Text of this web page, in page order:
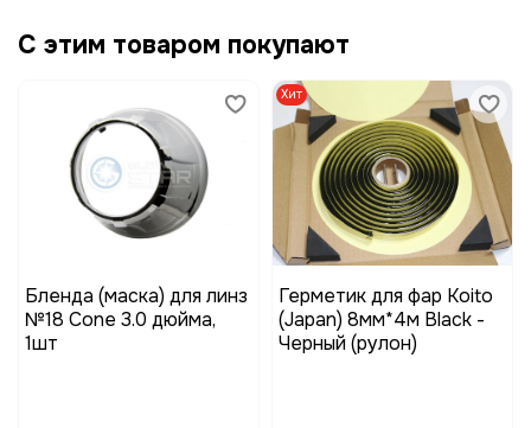
С этим товаром покупают
Бленда (маска) для линз
№18 Cone 3.0 дюйма,
1шт
Хит
Герметик для фар Koito
(Japan) 8мм*4м Black -
Черный (рулон)